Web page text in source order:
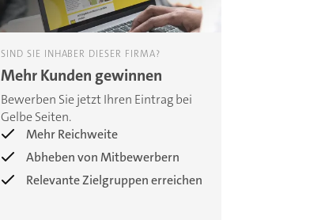
SIND SIE INHABER DIESER FIRMA?
Mehr Kunden gewinnen
Bewerben Sie jetzt Ihren Eintrag bei
Gelbe Seiten.
Mehr Reichweite
Abheben von Mitbewerbern
Relevante Zielgruppen erreichen